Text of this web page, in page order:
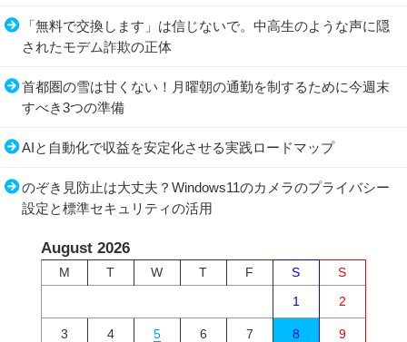
「無料で交換します」は信じないで。中高生のような声に隠
されたモデム詐欺の正体
首都圏の雪は甘くない！月曜朝の通勤を制するために今週末
すべき3つの準備
AIと自動化で収益を安定化させる実践ロードマップ
のぞき見防止は大丈夫？Windows11のカメラのプライバシー
設定と標準セキュリティの活用
August 2026
M T W T F S
S
1
2
3 4 5 6 7 8 9